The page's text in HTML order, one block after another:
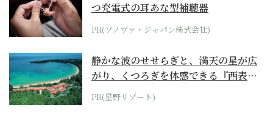
つ充電式の耳あな型補聴器
PR(ソノヴァ・ジャパン株式会社)
静かな波のせせらぎと、満天の星が広
がり、くつろぎを体感できる『西表島
ホテル by...
PR(星野リゾート)